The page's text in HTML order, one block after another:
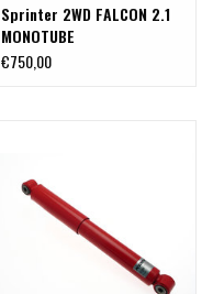
Sprinter 2WD FALCON 2.1
MONOTUBE
Stoßdämpferkit
€750,00